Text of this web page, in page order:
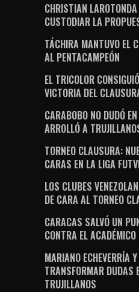
CHRISTIAN
CUSTODIAR LA
TÁCHIRA MANTUVO EL
AL PENTACAMPEÓN
EL TRICOLOR
VICTORIA DEL
CARABOBO NO DUDÓ
ARROLLÓ A
TORNEO CLAUSURA:
CARAS EN LA LIGA
LOS CLUBES
DE CARA AL TORNEO
CARACAS SALVÓ UN
CONTRA EL ACADÉMICO
MARIANO ECHEVERRÍA
TRANSFORMAR DUDAS
TRUJILLANOS